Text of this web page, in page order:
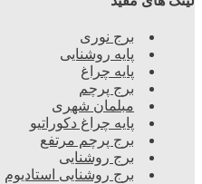
برج نوری
پایه روشنایی
پایه چراغ
برج پرچم
مبلمان شهری
پایه چراغ دکوراتیو
برج پرچم مرتفع
برج روشنایی
برج روشنایی استادیوم